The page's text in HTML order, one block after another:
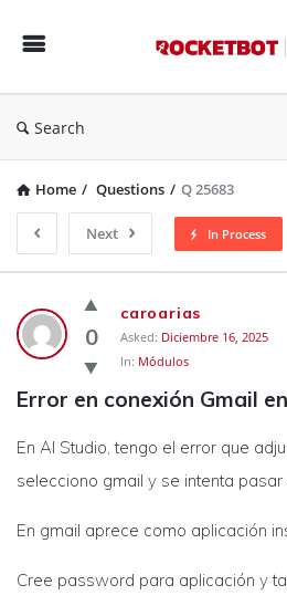
Forum
Search
Home / Questions / Q 25683
Next In Process
Rocketbot
Forum
Latest
Questions
0
caroarias
Asked: Diciembre 16, 2025
In: Módulos
Error en conexión Gmail
En AI Studio, tengo el error que
selecciono gmail y se intenta pasar
En gmail aprece como aplicación
Cree password para aplicación y